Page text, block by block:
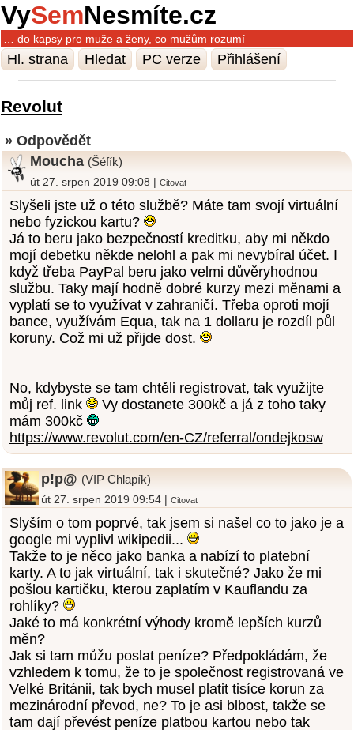
VySemNesmíte.cz
… do kapsy pro muže a ženy, co mužům rozumí
Hl. strana Hledat PC verze Přihlášení
Revolut
» Odpovědět
Moucha (Šéfík)
út 27. srpen 2019 09:08 | Citovat
Slyšeli jste už o této službě? Máte tam svojí virtuální
nebo fyzickou kartu?
Já to beru jako bezpečností kreditku, aby mi někdo
mojí debetku někde nelohl a pak mi nevybíral účet. I
když třeba PayPal beru jako velmi důvěryhodnou
službu. Taky mají hodně dobré kurzy mezi měnami a
vyplatí se to využívat v zahraničí. Třeba oproti mojí
bance, využívám Equa, tak na 1 dollaru je rozdíl půl
koruny. Což mi už přijde dost.
No, kdybyste se tam chtěli registrovat, tak využijte
můj ref. link
Vy dostanete 300kč a já z toho taky
mám 300kč
https://www.revolut.com/en-CZ/referral/ondejkosw
p!p@ (VIP Chlapík)
út 27. srpen 2019 09:54 |Citovat
Slyším o tom poprvé, tak jsem si našel co to jako je a
google mi vyplivl wikipedii...
Takže to je něco jako banka a nabízí to platební
karty. A to jak virtuální, tak i skutečné? Jako že mi
pošlou kartičku, kterou zaplatím v Kauflandu za
rohlíky?
Jaké to má konkrétní výhody kromě lepších kurzů
měn?
Jak si tam můžu poslat peníze? Předpokládám, že
vzhledem k tomu, že to je společnost registrovaná ve
Velké Británii, tak bych musel platit tisíce korun za
mezinárodní převod, ne? To je asi blbost, takže se
tam dají převést peníze platbou kartou nebo tak